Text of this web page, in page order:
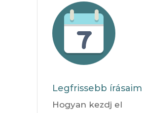
Legfrissebb írásaim
Hogyan kezdj el